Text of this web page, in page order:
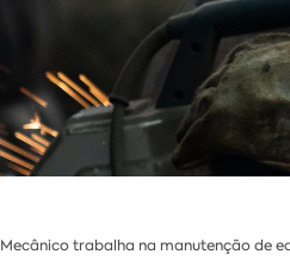
Mecânico trabalha na manutenção de